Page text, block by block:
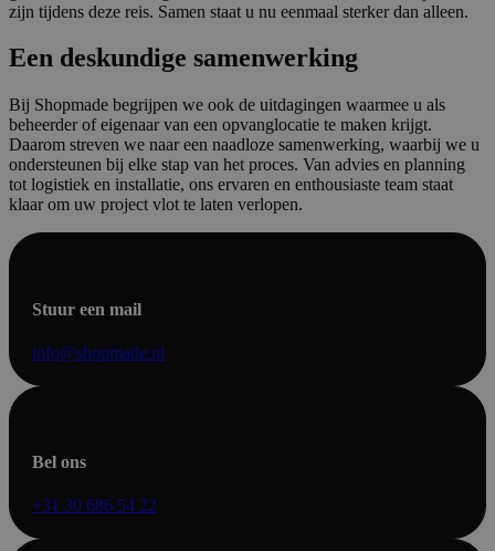
zijn tijdens deze reis. Samen staat u nu eenmaal sterker dan alleen.
Een deskundige samenwerking
Bij Shopmade begrijpen we ook de uitdagingen waarmee u als
beheerder of eigenaar van een opvanglocatie te maken krijgt.
Daarom streven we naar een naadloze samenwerking, waarbij we u
ondersteunen bij elke stap van het proces. Van advies en planning
tot logistiek en installatie, ons ervaren en enthousiaste team staat
klaar om uw project vlot te laten verlopen.
Stuur een mail
info@shopmade.nl
Bel ons
+31 30 686 54 22